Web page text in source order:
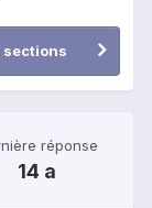
sections
réponse
14 a